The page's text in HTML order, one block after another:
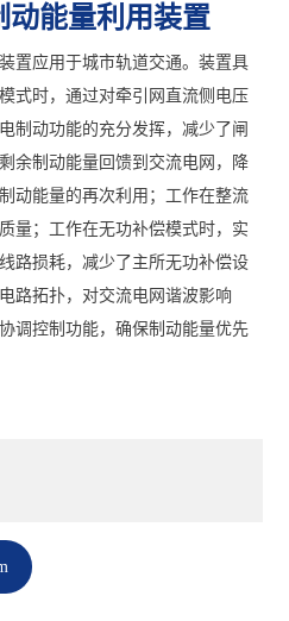
动能量利用装置
置应用于城市轨道交通。装置具
式时，通过对牵引网直流侧电压
制动功能的充分发挥，减少了闸
余制动能量回馈到交流电网，降
动能量的再次利用；工作在整流
量；工作在无功补偿模式时，实
路损耗，减少了主所无功补偿设
路拓扑，对交流电网谐波影响
调控制功能，确保制动能量优先